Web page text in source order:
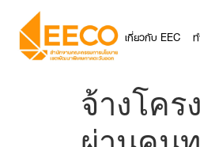
เกี่ยวกับ EEC
จ้างโค